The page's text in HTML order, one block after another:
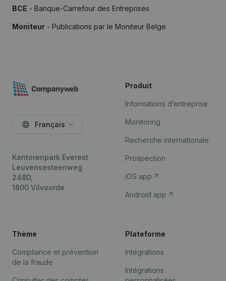
BCE - Banque-Carrefour des Entreprises
Moniteur - Publications par le Moniteur Belge
Français
Kantorenpark Everest
Leuvensesteenweg
248D,
1800 Vilvoorde
Produit
Informations d’entreprise
Monitoring
Recherche internationale
Prospection
iOS app
Android app
Thème
Compliance et prévention
de la fraude
Plateforme
Intégrations
Intégrations